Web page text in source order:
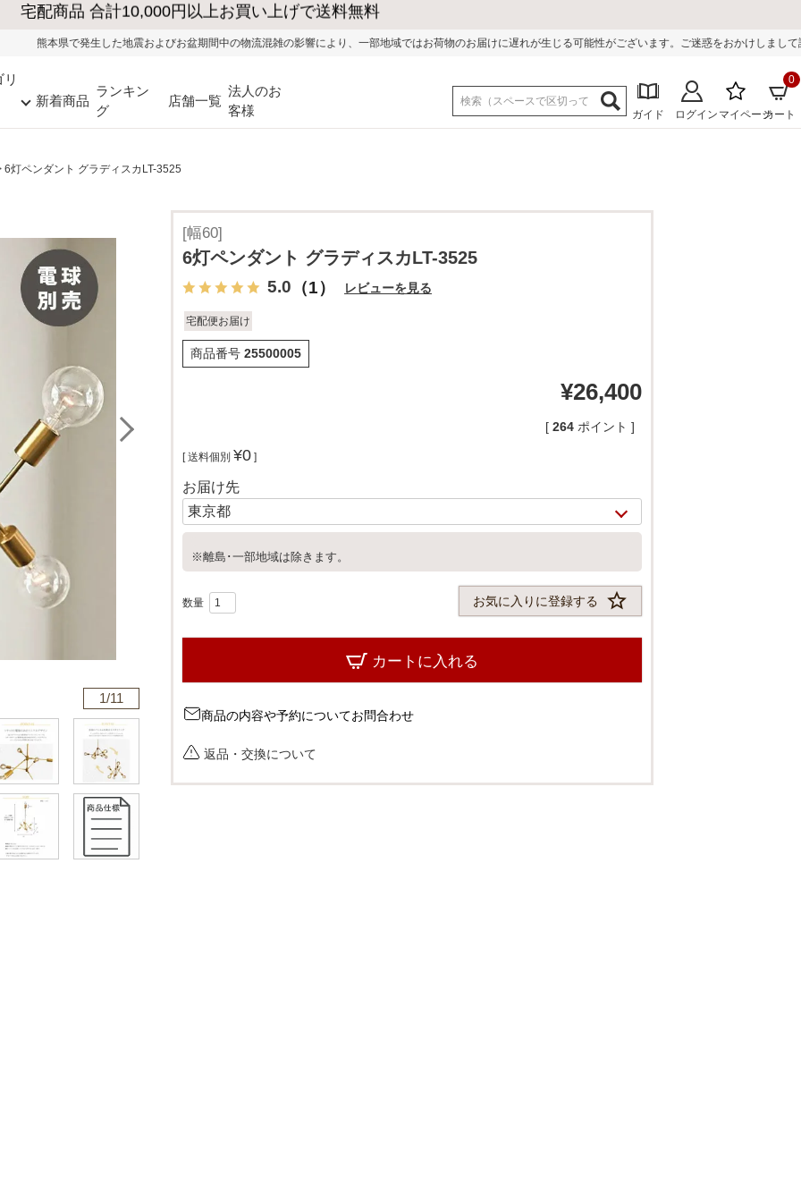
およびお盆期間中の物流混雑の影響により、一部地域ではお荷物のお届けに遅れが生じる可能性がございます。ご迷惑をおかけしまして誠に申し訳ございません。
新着商品
ランキン
グ
店舗一覧
法人のお
客様
ガイド ログイン マイページカート
0
6灯ペンダント グラディスカLT-3525
1/11
[幅60]
6灯ペンダント グラディスカLT-3525
5.0 （1） レビューを見る
宅配便お届け
商品番号 25500005
¥26,400
[ 264 ポイント ]
送料個別 ¥0
お届け先
※離島･一部地域は除きます。
お気に入りに登録する
カートに入れる
商品の内容や予約についてお問合わせ
返品・交換について